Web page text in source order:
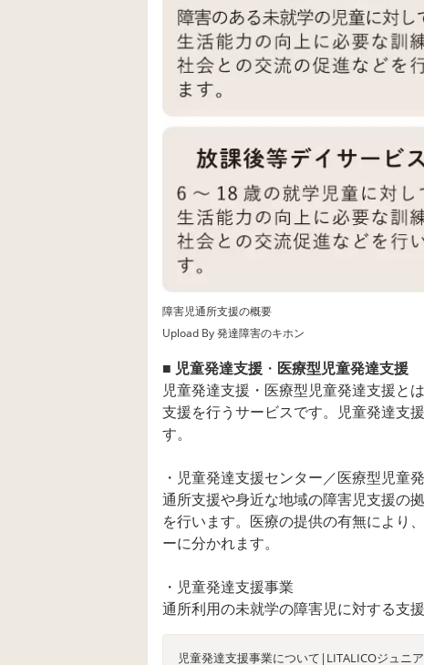
障害児通所支援の概要
Upload By 発達障害のキホン
■ 児童発達支援 ・ 医療型児童発達支援
児童発達支援・医療型児童発達支援と
支援を行うサービスです。児童発達支
す。
・児童発達支援センター／医療型児童
通所支援や身近な地域の障害児支援の
を行います。医療の提供の有無により
ーに分かれます。
・児童発達支援事業
通所利用の未就学の障害児に対する支
児童発達支援事業について|LITALICOジュニア